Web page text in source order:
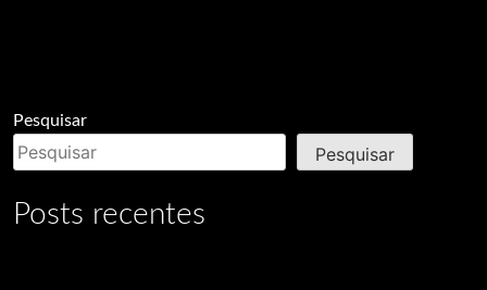
Pesquisar
Pesquisar
Posts recentes